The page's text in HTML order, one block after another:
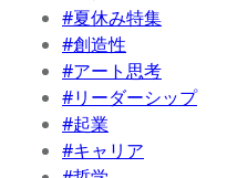
#夏休み特集
#創造性
#アート思考
#リーダーシップ
#起業
#キャリア